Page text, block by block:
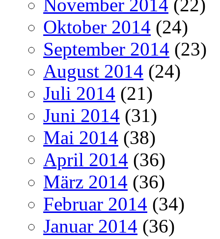
November 2014 (22)
Oktober 2014 (24)
September 2014 (23)
August 2014 (24)
Juli 2014 (21)
Juni 2014 (31)
Mai 2014 (38)
April 2014 (36)
März 2014 (36)
Februar 2014 (34)
Januar 2014 (36)